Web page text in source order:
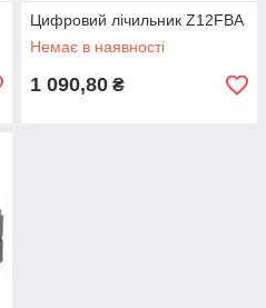
Цифровий лічильник Z12FBA
Немає в наявності
1 090,80 ₴